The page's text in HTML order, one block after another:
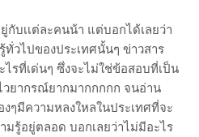
บเเต่ละคนน้า แต่บอกได้เลยว่า
วไปของประเทศนั้นๆ ข่าวสาร
ไรที่เด่นๆ ซึ่งจะไม่ใช่ข้อสอบที่เป็น
วยากรณ์ยากมากกกกก จนอ่าน
ๆมีความหลงใหลในประเทศที่จะ
รู้อยู่ตลอด บอกเลยว่าไม่มีอะไร